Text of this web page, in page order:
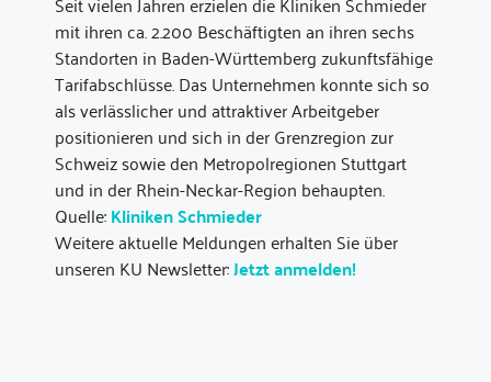
mit ihren ca. 2.200 Beschäftigten an ihren sechs
Standorten in Baden-Württemberg zukunftsfähige
Tarifabschlüsse. Das Unternehmen konnte sich so
als verlässlicher und attraktiver Arbeitgeber
positionieren und sich in der Grenzregion zur
Schweiz sowie den Metropolregionen Stuttgart
und in der Rhein-Neckar-Region behaupten.
Quelle:Kliniken Schmieder
Weitere aktuelle Meldungen erhalten Sie über
unseren KU Newsletter:Jetzt anmelden!